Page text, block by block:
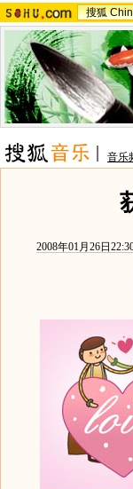
搜狐
音乐
2008年01月26日